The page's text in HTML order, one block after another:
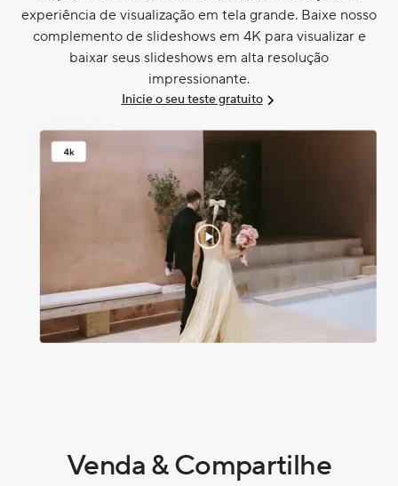
experiência de visualização em tela grande. Baixe nosso
complemento de slideshows em 4K para visualizar e
baixar seus slideshows em alta resolução
impressionante.
Inicie o seu teste gratuito
Venda & Compartilhe